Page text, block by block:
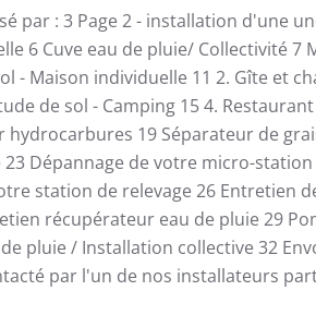
par : 3 Page 2 - installation d'une
6 Cuve eau de pluie/ Collectivité 7
- Maison individuelle 11 2. Gîte et
de sol - Camping 154. Restaurant
hydrocarbures 19 Séparateur de
23 Dépannage de votre micro-
station de relevage 26 Entretien
récupérateur eau de pluie 29
pluie / Installation collective 32
par l'un de nos installateurs